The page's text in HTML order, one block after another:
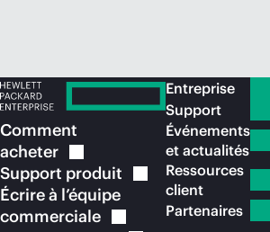
Comment
acheter
Support produit
Écrire à l’équipe
commerciale
Entreprise
Support
Événements
et actualités
Ressources
client
Partenaires